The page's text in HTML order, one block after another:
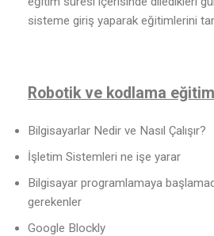
sisteme giriş yaparak eğitimlerini
Robotik ve kodlama
Bilgisayarlar Nedir ve Nasıl Çalışır?
İşletim Sistemleri ne işe yarar
Bilgisayar programlamaya
gerekenler
Google Blockly